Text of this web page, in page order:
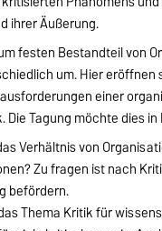
ihrer Äußerung.
festen Bestandteil von
um. Hier
einer
Die Tagung möchte dies
Verhältnis von
Zu fragen ist nach
befördern.
Thema Kritik für